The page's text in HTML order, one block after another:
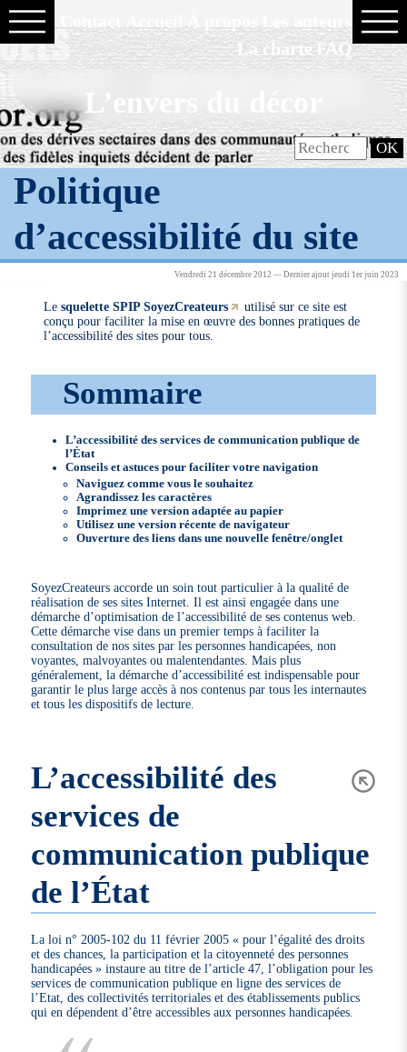
La charte FAQ
L’envers du décor
Politique
d’accessibilité du site
Vendredi 21 décembre 2012 — Dernier ajout jeudi 1er juin 2023
Lesquelette SPIP SoyezCreateurs
utilisé sur ce site est
conçu pour faciliter la mise en œuvre des bonnes pratiques de
l’accessibilité des sites pour tous.
Sommaire
L’accessibilité des services de communication publique de
l’État
Conseils et astuces pour faciliter votre navigation
Naviguez comme vous le souhaitez
Agrandissez les caractères
Imprimez une version adaptée au papier
Utilisez une version récente de navigateur
Ouverture des liens dans une nouvelle fenêtre/onglet
SoyezCreateurs accorde un soin tout particulier à la qualité de
réalisation de ses sites Internet. Il est ainsi engagée dans une
démarche d’optimisation de l’accessibilité de ses contenus web.
Cette démarche vise dans un premier temps à faciliter la
consultation de nos sites par les personnes handicapées, non
voyantes, malvoyantes ou malentendantes. Mais plus
généralement, la démarche d’accessibilité est indispensable pour
garantir le plus large accès à nos contenus par tous les internautes
et tous les dispositifs de lecture.
L’accessibilité des
services de
communication publique
de l’État
La loi n° 2005-102 du 11 février 2005 « pour l’égalité des droits
et des chances, la participation et la citoyenneté des personnes
handicapées » instaure au titre de l’article 47, l’obligation pour les
services de communication publique en ligne des services de
l’Etat, des collectivités territoriales et des établissements publics
qui en dépendent d’être accessibles aux personnes handicapées.